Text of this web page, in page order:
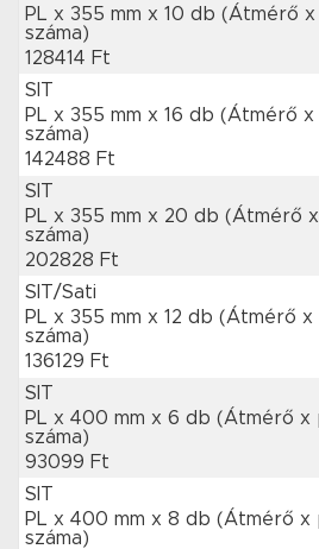
PL x 355 mm x 10 db (Átmérő x
száma)
128414 Ft
SIT
PL x 355 mm x 16 db (Átmérő x
száma)
142488 Ft
SIT
PL x 355 mm x 20 db (Átmérő
száma)
202828 Ft
SIT/Sati
PL x 355 mm x 12 db (Átmérő x
száma)
136129 Ft
SIT
PL x 400 mm x 6 db (Átmérő x
száma)
93099 Ft
SIT
PL x 400 mm x 8 db (Átmérő x
száma)